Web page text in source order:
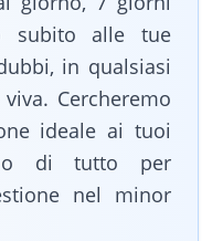
subito alle tue
in qualsiasi
Cercheremo
ideale ai tuoi
di tutto per
nel minor